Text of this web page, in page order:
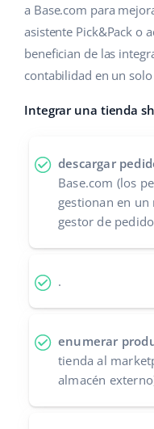
Otros
Calculadora de beneficios
Cooperación y socios
español (MX)
português (BR)
română
中文
a Base.com para
asistente Pick&Pack o
benefician de las
contabilidad en un
Integrar una tienda
descargar
Base.com (los
gestionan en
gestor de
.
enumerar
tienda al
almacén